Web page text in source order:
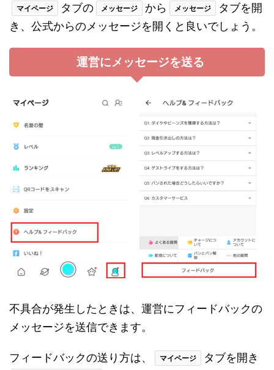
マイページ タブの メッセージ から メッセージ
タブを開
き、公式からのメッセージを開くと良いでしょう。
運営にメッセージを送る
不具合が発生したときは、運営にフィードバックの
メッセージを送信できます。
フィードバックの送り方は、 マイページ タブを開き